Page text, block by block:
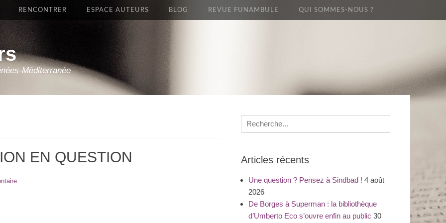
Méditerranée
RENCONTRER ESPACE AUTEURS BLOG REVUE FUNAMBULE QUI SOMMES-NOUS ?
EN QUESTION
Recherche
pour
Articles récents
Une question ? Pensez à Sindbad ! 4 août
2026
De Borges à Superman : la bibliothèque
d’Umberto Eco s’ouvre enfin au public 30